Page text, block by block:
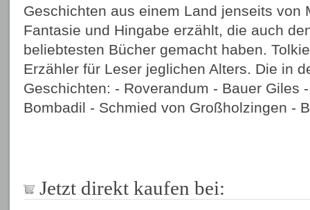
Geschichten aus einem Land jenseits von
Fantasie und Hingabe erzählt, die auch
beliebtesten Bücher gemacht haben.
Erzähler für Leser jeglichen Alters. Die in
Geschichten: - Roverandum - Bauer Giles
Bombadil - Schmied von Großholzingen -
Jetzt direkt kaufen bei: